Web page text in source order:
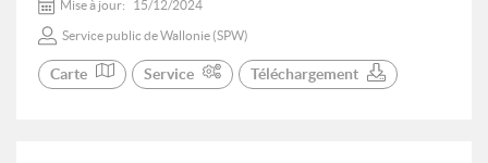
Mise à jour: 15/12/2024
Service public de Wallonie (SPW)
Carte Service Téléchargement